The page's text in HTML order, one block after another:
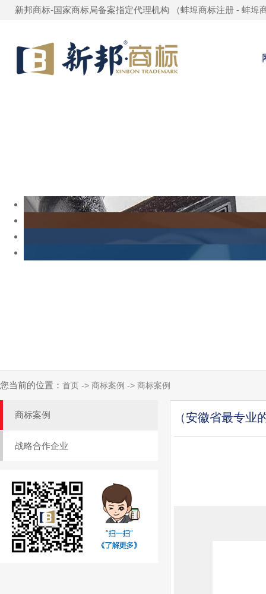
新邦商标-国家商标局备案指定代理机构 （蚌埠商标注册 - 蚌埠
您当前的位置： 首页 -> 商标案例 -> 商标案例
商标案例
战略合作企业
（安徽省最专业